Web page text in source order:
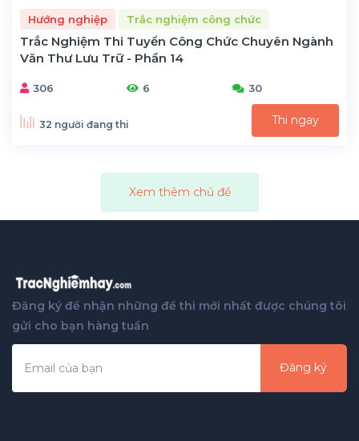
Hướng nghiệp Trắc nghiệm công chức
Trắc Nghiệm Thi Tuyển Công Chức Chuyên Ngành
Văn Thư Lưu Trữ - Phần 14
306 6 30
32 người đang thi Thi ngay
Xem thêm chủ đề
Đăng ký để nhận những đề thi mới nhất được chúng tôi
gửi cho bạn hàng tuần
Đăng ký